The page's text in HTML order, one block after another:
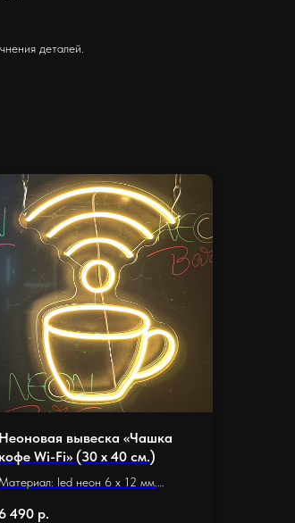
деталей.
Неоновая вывеска «Чашка
кофе Wi-Fi» (30 х 40 см.)
Материал: led неон 6 x 12 мм.
основания: 30 х 40 см.
490 р.